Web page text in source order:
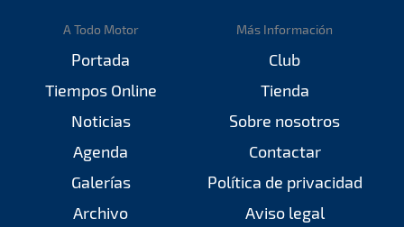
A Todo Motor
Portada
Tiempos Online
Noticias
Agenda
Galerías
Archivo
Más Información
Club
Tienda
Sobre nosotros
Contactar
Política de privacidad
Aviso legal